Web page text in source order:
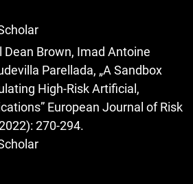
Dean Brown, Imad Antoine
Parellada, „A Sandbox
High-Risk Artificial,
European Journal of Risk
270-294.